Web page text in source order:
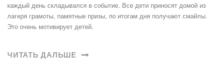
каждый день складывался в событие. Все дети приносят домой из
лагеря грамоты, памятные призы, по итогам дня получают смайлы.
Это очень мотивирует детей.
ЧИТАТЬ ДАЛЬШЕ